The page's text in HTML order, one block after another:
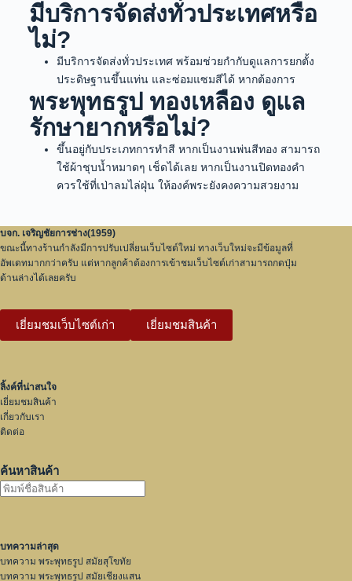
มีบริการจัดส่งทั่วประเทศหรือ
ไม่?
มีบริการจัดส่งทั่วประเทศ พร้อมช่วยกำกับดูแลการยกตั้ง
ประดิษฐานขึ้นแท่น และซ่อมแซมสีได้ หากต้องการ
พระพุทธรูป ทองเหลือง ดูแล
รักษายากหรือไม่?
ขึ้นอยู่กับประเภทการทำสี หากเป็นงานพ่นสีทอง สามารถ
ใช้ผ้าชุบน้ำหมาดๆ เช็ดได้เลย หากเป็นงานปิดทองคำ
ควรใช้ที่เป่าลมไล่ฝุ่น ให้องค์พระยังคงความสวยงาม
บจก. เจริญชัยการช่าง(1959)
ขณะนี้ทางร้านกำลังมีการปรับเปลี่ยนเว็บไซต์ใหม่ ทางเว็บใหม่จะมีข้อมูลที่
อัพเดทมากกว่าครับ แต่หากลูกค้าต้องการเข้าชมเว็บไซต์เก่าสามารถกดปุ่ม
ด้านล่างได้เลยครับ
เยี่ยมชมเว็บไซต์เก่า เยี่ยมชมสินค้า
ลิ้งค์ที่น่าสนใจ
เยี่ยมชมสินค้า
เกี่ยวกับเรา
ติดต่อ
ค้นหาสินค้า
บทความล่าสุด
บทความ พระพุทธรูป สมัยสุโขทัย
บทความ พระพุทธรูป สมัยเชียงแสน